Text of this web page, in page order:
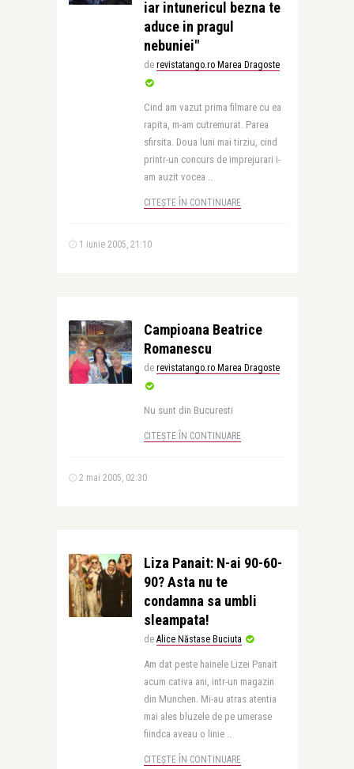
iar intunericul bezna te
aduce in pragul
nebuniei"
de revistatango.ro Marea Dragoste
Cind am vazut prima filmare cu ea
rapita, m-am cutremurat. Parea
sfirsita. Doua luni mai tirziu, cind
printr-un concurs de imprejurari i-
am auzit vocea ..
CITEȘTE ÎN CONTINUARE
1 iunie 2005, 21:10
Campioana Beatrice
Romanescu
de revistatango.ro Marea Dragoste
Nu sunt din Bucuresti
CITEȘTE ÎN CONTINUARE
2 mai 2005, 02:30
Liza Panait: N-ai 90-60-
90? Asta nu te
condamna sa umbli
sleampata!
de Alice Năstase Buciuta
Am dat peste hainele Lizei Panait
acum cativa ani, intr-un magazin
din Munchen. Mi-au atras atentia
mai ales bluzele de pe umerase
fiindca aveau o linie ..
CITEȘTE ÎN CONTINUARE